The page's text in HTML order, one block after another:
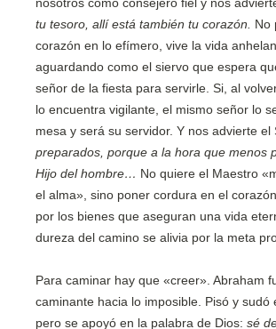
nosotros como consejero fiel y nos
tu tesoro, allí está también tu corazón.
No
corazón en lo efímero, vive la vida
aguardando como el siervo que espera
señor de la fiesta para servirle. Si, al
lo encuentra vigilante, el mismo señor lo
mesa y será su servidor. Y nos advierte el
preparados, porque a la hora que menos
Hijo del hombre… No quiere el Maestro
el alma», sino poner cordura en el
por los bienes que aseguran una vida
dureza del camino se alivia por la meta
Para caminar hay que «creer». Abraham
caminante hacia lo imposible. Pisó y sudó
pero se apoyó en la palabra de Dios: sé